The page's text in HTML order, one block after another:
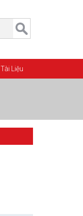
Tài Liệu